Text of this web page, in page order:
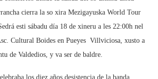
cierra la so xira Mezigayuska World Tour
esti sábadu día 18 de xineru a les 22:00h nel
Cultural Boides en Pueyes  Villviciosa, xusto a
de Valdedios, y va ser de baldre.
los diez años desistencia de la banda,